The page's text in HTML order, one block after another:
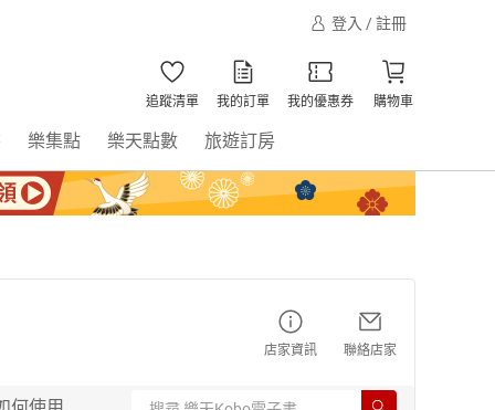
登入 / 註冊
追蹤清單 我的訂單 我的優惠券 購物車
樂集點 樂天點數 旅遊訂房
店家資訊 聯絡店家